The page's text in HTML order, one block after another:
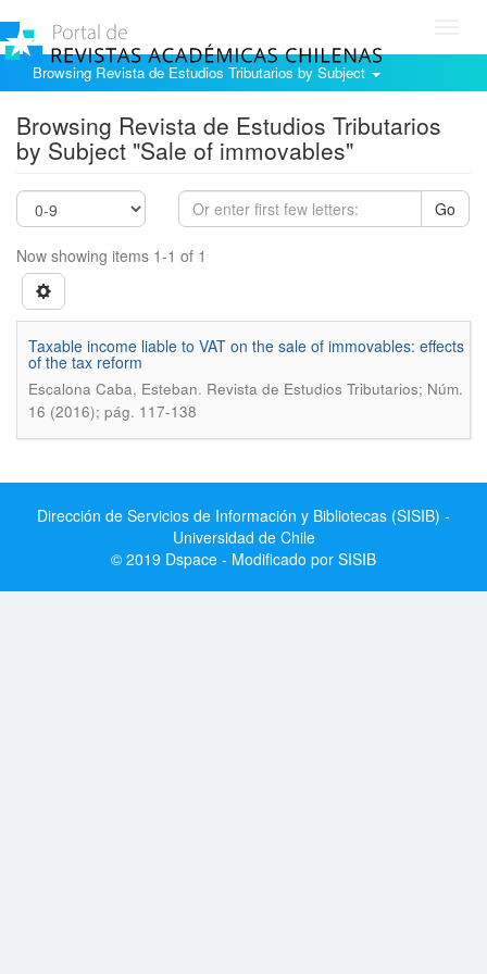
Browsing Revista de Estudios Tributarios by Subject
Browsing Revista de Estudios Tributarios
by Subject "Sale of immovables"
Go
Now showing items 1-1 of 1
Taxable income liable to VAT on the sale of immovables: effects
of the tax reform
Escalona Caba, Esteban. Revista de Estudios Tributarios; Núm.
16 (2016); pág. 117-138
Dirección de Servicios de Información y Bibliotecas (SISIB) -
Universidad de Chile
© 2019 Dspace - Modificado por SISIB